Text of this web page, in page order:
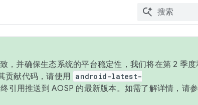
，并确保生态系统的平台稳定性，我们将在第 2 季度
贡献代码，请使用 android-latest-
引用推送到 AOSP 的最新版本。如需了解详情，请